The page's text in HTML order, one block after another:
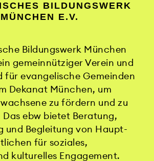
BILDUNGSWERK
MÜNCHEN E.V.
Bildungswerk München
gemeinnütziger Verein und
für evangelische Gemeinden
Dekanat München, um
zu fördern und zu
ebw bietet Beratung,
und Begleitung von Haupt-
für soziales,
kulturelles Engagement.